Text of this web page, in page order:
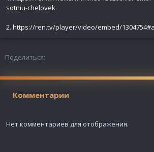
sotniu-chelovek
2. https://ren.tv/player/video/embed/
Поделиться:
Комментарии
Нет комментариев для отображения.